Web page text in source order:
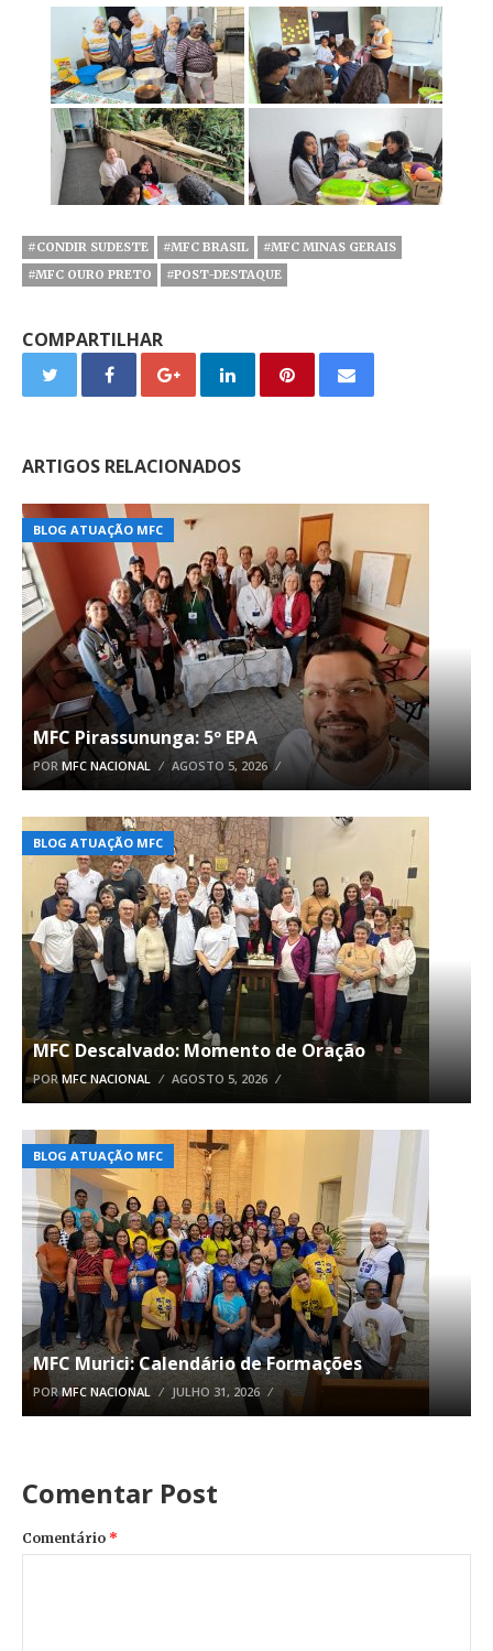
#CONDIR SUDESTE #MFC BRASIL
#MFC MINAS GERAIS
#MFC OURO PRETO
#POST-DESTAQUE
COMPARTILHAR
ARTIGOS RELACIONADOS
BLOG ATUAÇÃO MFC
MFC Pirassununga: 5º EPA
POR MFC NACIONAL AGOSTO 5, 2026
BLOG ATUAÇÃO MFC
MFC Descalvado: Momento de Oração
PORMFC NACIONAL AGOSTO 5, 2026
BLOG ATUAÇÃO MFC
MFC Murici: Calendário de Formações
POR MFC NACIONAL JULHO 31, 2026
Comentar Post
Comentário *